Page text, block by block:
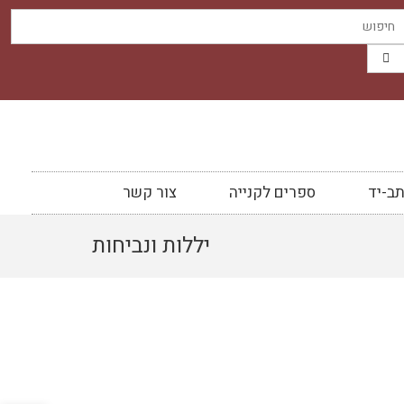
יד ספרים לקנייה צור קשר
יללות ונביחות